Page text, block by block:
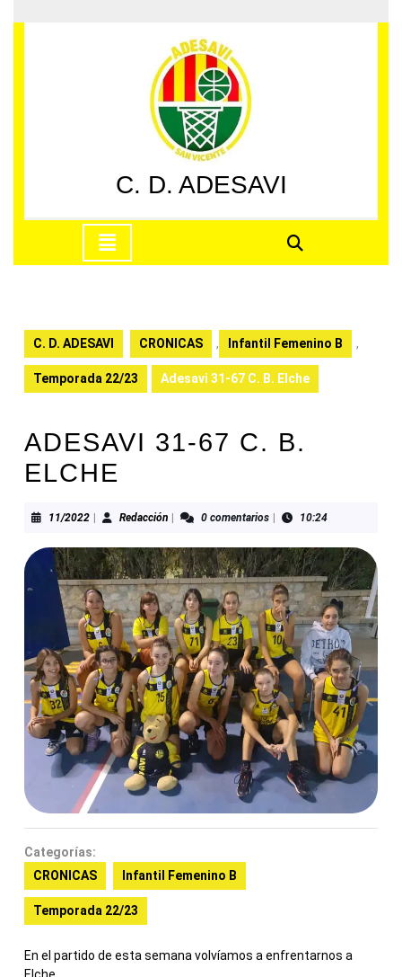
al
C. D. ADESAVI
apertura
C. D. ADESAVI CRONICAS , Infantil Femenino B ,
Temporada 22/23 Adesavi 31-67 C. B. Elche
ADESAVI 31-67 C. B.
ELCHE
11/202211/2022RedacciónRedacción0 comentarios 10:24
Categorías:
CRONICAS
Infantil Femenino B
Temporada 22/23
En el partido de esta semana volvíamos a enfrentarnos a
Elche.